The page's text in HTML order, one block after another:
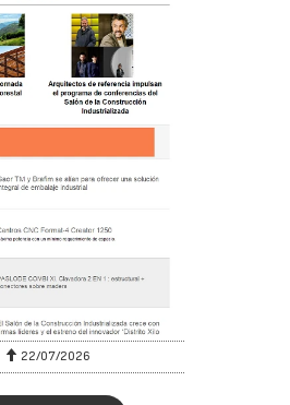
22/07/2026